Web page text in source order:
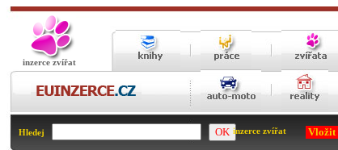
inzerce zvířat
Hledej inzerce zvířat Vložit